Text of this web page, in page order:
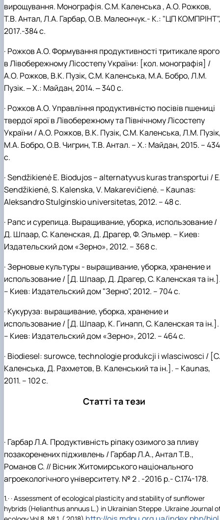
вирощування. Монографія. С.М. Каленська , А.О. Рожков,
Т.В. Антал, Л.А. Гарбар, О.В. Малеончук.- К.: "ЦП КОМПРІНТ",
2017.-384 с.
· Рожков А.О. Формування продуктивності тритикале ярого
в Лівобережному Лісостепу України: [кол. монографія] /
А.О. Рожков, В.К. Пузік, С.М. Каленська, М.А. Бобро, Л.М.
Пузік. ‒ Х.: Майдан, 2014. ‒ 340 с.
· Рожков А.О. Управління продуктивністю посівів пшениці
твердої ярої в Лівобережному та Північному Лісостепу
України / А.О. Рожков, В.К. Пузік, С.М. Каленська, Л.М.
М.А. Бобро, О.В. Чигрин, Т.В. Антал. – Х.: Майдан, 2015. – 434
с.
· Sendžikienė E. Biodujos – alternatyvus kuras transportui /
Sendžikienė, S. Kalenska, V. Makarevičienė. – Kaunas:
Aleksandro Stulginskio universitetas, 2012. – 48 с.
· Рапс и сурепица. Выращивание, уборка, использование /
Д. Шпаар, С. Каленская, Д. Драгер, Ф. Эльмер. – Киев:
Издательский дом «Зерно», 2012. – 368 с.
· Зерновые культуры - выращивание, уборка, хранение и
использование / [Д. Шпаар, Д. Драгер, С. Каленская та
– Киев: Издательский дом "Зерно", 2012. – 704 с.
· Кукуруза: выращивание, уборка, хранение и
использование / [Д. Шпаар, К. Гинапп, С. Каленская та ін.].
– Киев: Издательский дом «Зерно», 2012. – 464 с.
· Biodiesel: surowce, technologie produkcji i wlasciwosci / [С.
Каленська, Д. Рахметов, В. Каленський та ін.]. – Kaunas,
2011. – 102 с.
Статті та тези
· Гарбар Л.А. Продуктивність ріпаку озимого за пливу
позакоренених підживлень / Гарбар Л.А., Антал Т.В.,
Романов С. // Вісник Житомирського національного
агроекологічного університету. № 2. -2016 р.-С.174-178.
1.· · Assessment of ecological plasticity and stability of sunflower
hybrids (Helianthus annuus L.) in Ukrainian Steppe .Ukraine Journal